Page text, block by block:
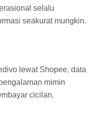
selalu
seakurat mungkin.
lewat Shopee, data
mimin
cicilan.